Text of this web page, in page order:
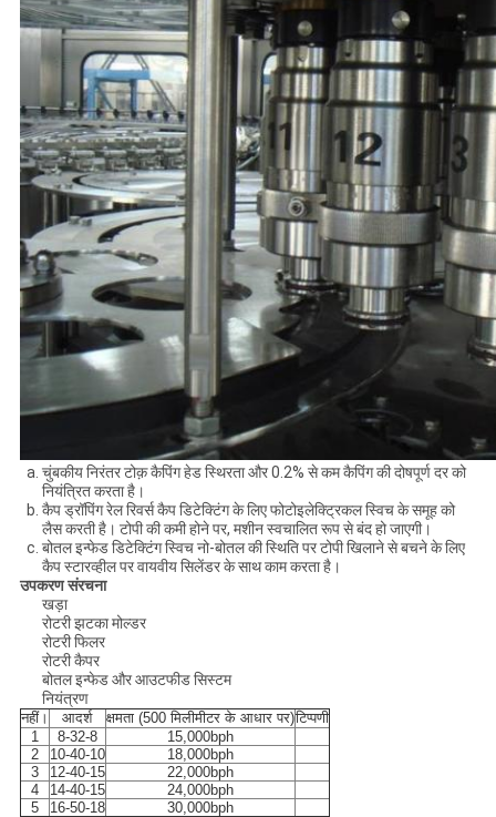
चुंबकीय निरंतर टोक़ कैपिंग हेड स्थिरता और 0.2% से कम कैपिंग की दोषपूर्ण दर को
नियंत्रित करता है।
कैप ड्रॉपिंग रेल रिवर्स कैप डिटेक्टिंग के लिए फोटोइलेक्ट्रिकल स्विच के समूह को
लैस करती है। टोपी की कमी होने पर, मशीन स्वचालित रूप से बंद हो जाएगी।
बोतल इन्फेड डिटेक्टिंग स्विच नो-बोतल की स्थिति पर टोपी खिलाने से बचने के लिए
कैप स्टारव्हील पर वायवीय सिलेंडर के साथ काम करता है।
उपकरण संरचना
खड़ा
रोटरी झटका मोल्डर
रोटरी फिलर
रोटरी कैपर
बोतल इन्फेड और आउटफीड सिस्टम
नियंत्रण
नहीं। आदर्श क्षमता (500 मिलीमीटर के आधार पर)टिप्पणी
1
8-32-8
15,000bph
2
10-40-10
18,000bph
3
12-40-15
22,000bph
4
14-40-15
24,000bph
5
16-50-18 30,000bph